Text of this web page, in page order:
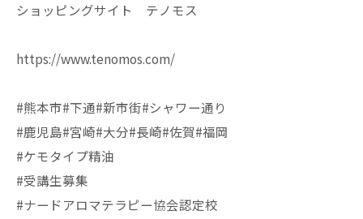
ショッピングサイト テノモス
https://www.tenomos.com/
#熊本市#下通#新市街#シャワー通り
#鹿児島#宮崎#大分#長崎#佐賀#福岡
#ケモタイプ精油
#受講生募集
#ナードアロマテラピー協会認定校